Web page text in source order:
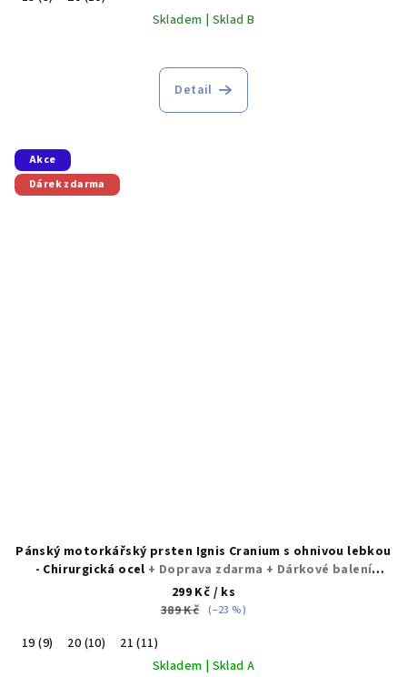
Skladem | Sklad B
hodnocení
produktu
Detail
Akce
Dárek zdarma
Pánský motorkářský prsten Ignis Cranium s ohnivou lebkou
- Chirurgická ocel + Doprava zdarma + Dárkové balení
zdarma
299 Kč / ks
389 Kč (–23 %)
19 (9) 20 (10)
21 (11)
Skladem | Sklad A